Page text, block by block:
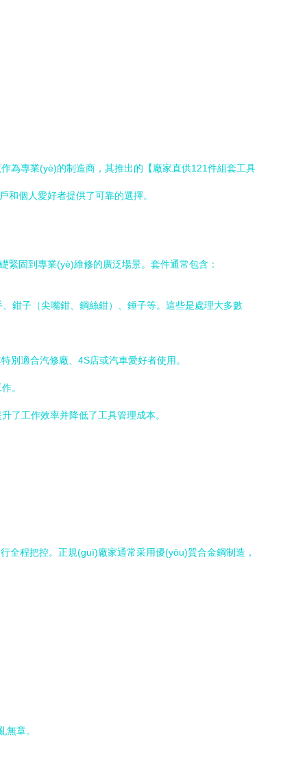
為專業(yè)的制造商，其推出的【廠家直供121件組套工具
個人愛好者提供了可靠的選擇。
緊固到專業(yè)維修的廣泛場景。套件通常包含：
鉗子（尖嘴鉗、鋼絲鉗）、錘子等。這些是處理大多數
別適合汽修廠、4S店或汽車愛好者使用。
。
了工作效率并降低了工具管理成本。
全程把控。正規(guī)廠家通常采用優(yōu)質合金鋼制造，
章。